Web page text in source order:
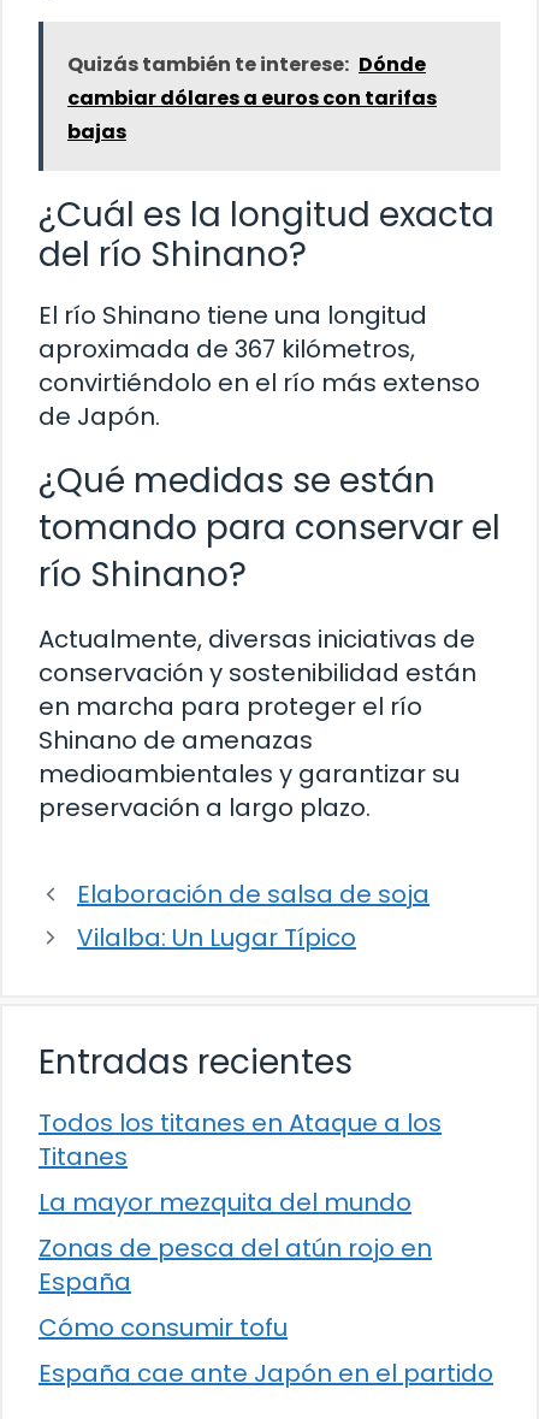
Quizás también te interese: Dónde
cambiar dólares a euros con tarifas
bajas
¿Cuál es la longitud exacta
del río Shinano?
El río Shinano tiene una longitud
aproximada de 367 kilómetros,
convirtiéndolo en el río más extenso
de Japón.
¿Qué medidas se están
tomando para conservar el
río Shinano?
Actualmente, diversas iniciativas de
conservación y sostenibilidad están
en marcha para proteger el río
Shinano de amenazas
medioambientales y garantizar su
preservación a largo plazo.
Elaboración de salsa de soja
Vilalba: Un Lugar Típico
Entradas recientes
Todos los titanes en Ataque a los
Titanes
La mayor mezquita del mundo
Zonas de pesca del atún rojo en
España
Cómo consumir tofu
España cae ante Japón en el partido